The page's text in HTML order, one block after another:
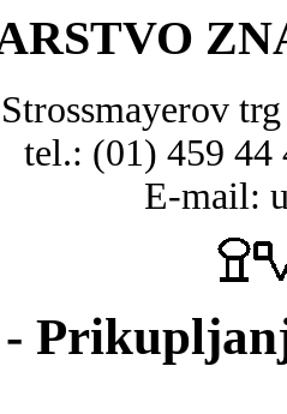
Strossmayerov
tel.: (01) 459 44
E-mail: